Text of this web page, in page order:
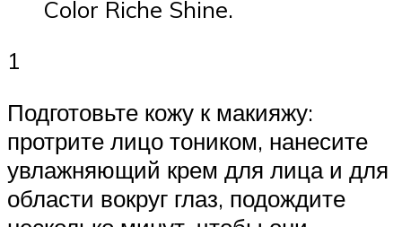
Color Riche Shine.
1
Подготовьте кожу к макияжу:
протрите лицо тоником, нанесите
увлажняющий крем для лица и для
области вокруг глаз, подождите